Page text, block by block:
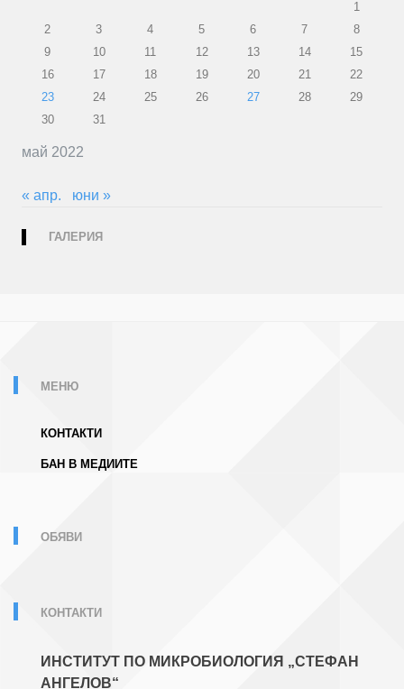
май 2022
1
2
3 4 5 6 7
8
9
10 11 12 13 14
15
16
17 18 19 20 21
22
23
24 25 26 27 28
29
30
31
« апр. юни »
ГАЛЕРИЯ
МЕНЮ
КОНТАКТИ
БАН В МЕДИИТЕ
ОБЯВИ
КОНТАКТИ
ИНСТИТУТ ПО МИКРОБИОЛОГИЯ „СТЕФАН
АНГЕЛОВ“